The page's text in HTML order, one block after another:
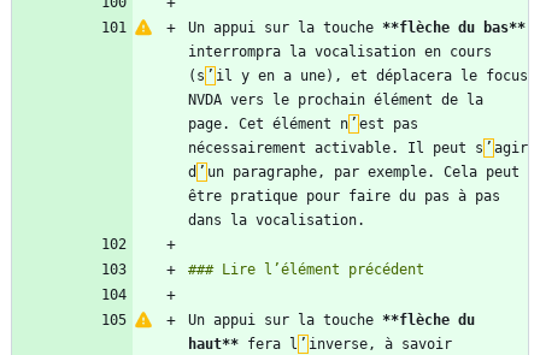
Un appui sur la touche **flèche du bas**
interrompra la vocalisation en cours
(s ’ il y en a une), et déplacera le focus
NVDA vers le prochain élément de la
page. Cet élément n ’ est pas
nécessairement activable. Il peut s ’ agir
d ’ un paragraphe, par exemple. Cela peut
être pratique pour faire du pas à pas
Un appui sur la touche **flèche du
haut** fera l ’ inverse, à savoir